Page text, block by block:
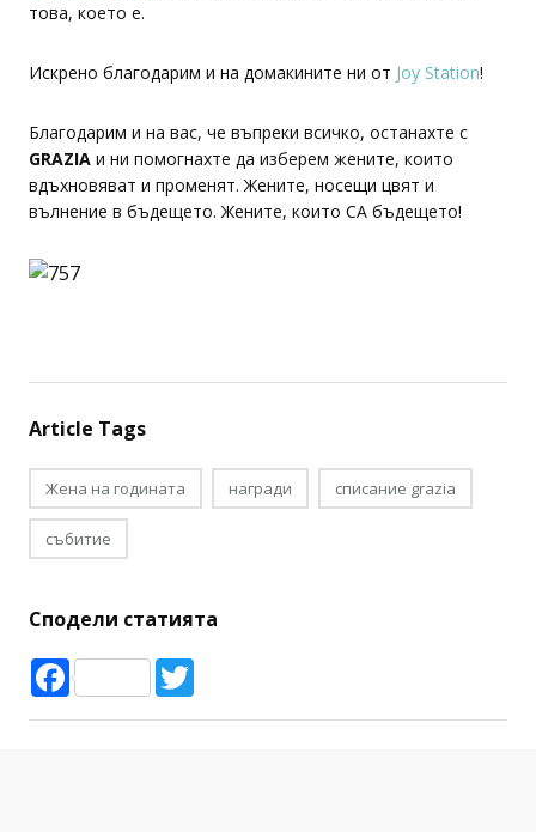
това, което е.
Искрено благодарим и на домакините ни от Joy Station!
Благодарим и на вас, че въпреки всичко, останахте с
GRAZIA и ни помогнахте да изберем жените, които
вдъхновяват и променят. Жените, носещи цвят и
вълнение в бъдещето. Жените, които СА бъдещето!
Article Tags
Жена на годината награди списание grazia
събитие
Сподели статията
Facebook